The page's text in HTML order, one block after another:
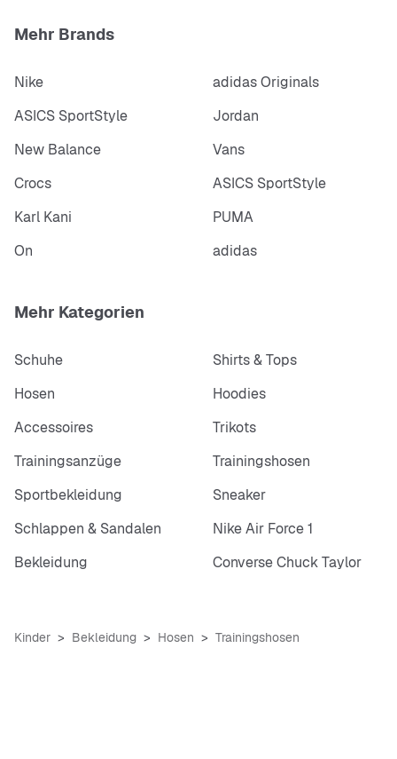
Mehr Brands
Nike
adidas Originals
ASICS SportStyle
Jordan
New Balance
Vans
Crocs
ASICS SportStyle
Karl Kani
PUMA
On
adidas
Mehr Kategorien
Schuhe
Shirts & Tops
Hosen
Hoodies
Accessoires
Trikots
Trainingsanzüge
Trainingshosen
Sportbekleidung
Sneaker
Schlappen & Sandalen
Nike Air Force 1
Bekleidung
Converse Chuck Taylor
Kinder Bekleidung Hosen Trainingshosen